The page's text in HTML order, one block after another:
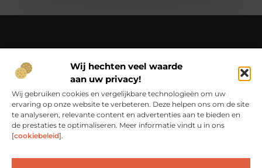
Wij hechten veel waarde
aan uw privacy!
Wij gebruiken cookies en vergelijkbare technologieën om uw
ervaring op onze website te verbeteren. Deze helpen ons om de site
te analyseren, relevante content en advertenties aan te bieden en
de prestaties te optimaliseren. Meer informatie vindt u in ons
[cookiebeleid].
Jouw gids in een wereld vol verhalen – beleef het dagelijks
leven op Ci-productions.nl.
Ontdek een rijke verzameling blogs en artikelen die je
inspireren, informeren en elke dag weer verrijken.
Bericht categorie